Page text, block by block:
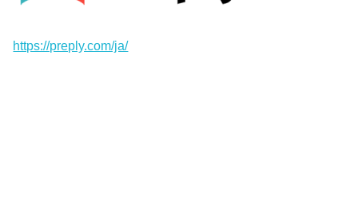
https://preply.com/ja/